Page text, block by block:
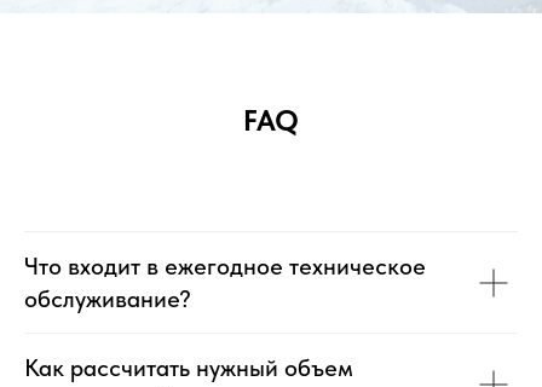
FAQ
Что входит в ежегодное техническое
обслуживание?
Как рассчитать нужный объем